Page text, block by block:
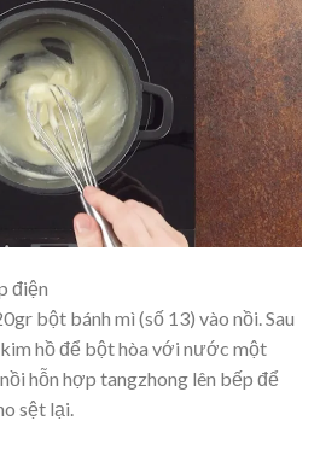
điện
bột bánh mì (số 13) vào nồi. Sau
hồ để bột hòa với nước một
hỗn hợp tangzhong lên bếp để
sệt lại.